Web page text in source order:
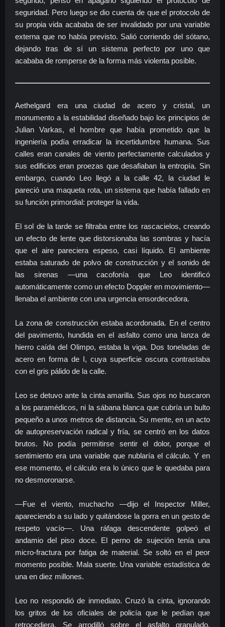
seguridad. Pero luego se dio cuenta de que el protocolo de
su propia vida acababa de ser invalidado por una variable
externa que no había previsto. Salió corriendo del sótano,
dejando tras de sí un sistema perfecto por uno que
acababa de romperse de la forma más violenta posible.
Aethelgard era una ciudad de acero y cristal, un
monumento a la estabilidad diseñado bajo los principios de
Julian Varkas, el hombre que había prometido que la
ingeniería podía erradicar la incertidumbre humana. Sus
calles eran canales de viento perfectamente calculados y
sus edificios eran proezas que desafiaban la entropía. Sin
embargo, cuando Leo llegó a la calle 42, la ciudad le
pareció una maqueta rota, un sistema que había fallado en
su función primordial: proteger la vida.
El sol de la tarde se filtraba entre los rascacielos, creando
un efecto de lente que distorsionaba las sombras y hacía
que el aire pareciera espeso, casi líquido. El ambiente
estaba saturado de polvo de construcción y el sonido de
las sirenas —una cacofonía que Leo identificó
automáticamente como un efecto Doppler en movimiento—
llenaba el ambiente con una urgencia ensordecedora.
La zona de construcción estaba acordonada. En el centro
del pavimento, hundida en el asfalto como una lanza de
hierro caída del Olimpo, estaba la viga. Dos toneladas de
acero en forma de I, cuya superficie oscura contrastaba
con el gris pálido de la calle.
Leo se detuvo ante la cinta amarilla. Sus ojos no buscaron
a los paramédicos, ni la sábana blanca que cubría un bulto
pequeño a unos metros de distancia. Su mente, en un acto
de autopreservación radical y fría, se centró en los datos
brutos. No podía permitirse sentir el dolor, porque el
sentimiento era una variable que nublaría el cálculo. Y en
ese momento, el cálculo era lo único que le quedaba para
no desmoronarse.
—Fue el viento, muchacho —dijo el Inspector Miller,
apareciendo a su lado y quitándose la gorra en un gesto de
respeto vacío—. Una ráfaga descendente golpeó el
andamio del piso doce. El perno de sujeción tenía una
micro-fractura por fatiga de material. Se soltó en el peor
momento posible. Mala suerte. Una variable estadística de
una en diez millones.
Leo no respondió de inmediato. Cruzó la cinta, ignorando
los gritos de los oficiales de policía que le pedían que
retrocediera. Se arrodilló sobre el asfalto granulado,